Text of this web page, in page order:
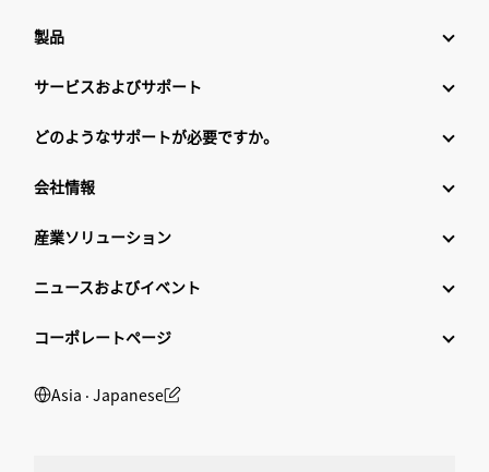
製品
サービスおよびサポート
どのようなサポートが必要ですか。
会社情報
産業ソリューション
ニュースおよびイベント
コーポレートページ
Asia ‧ Japanese